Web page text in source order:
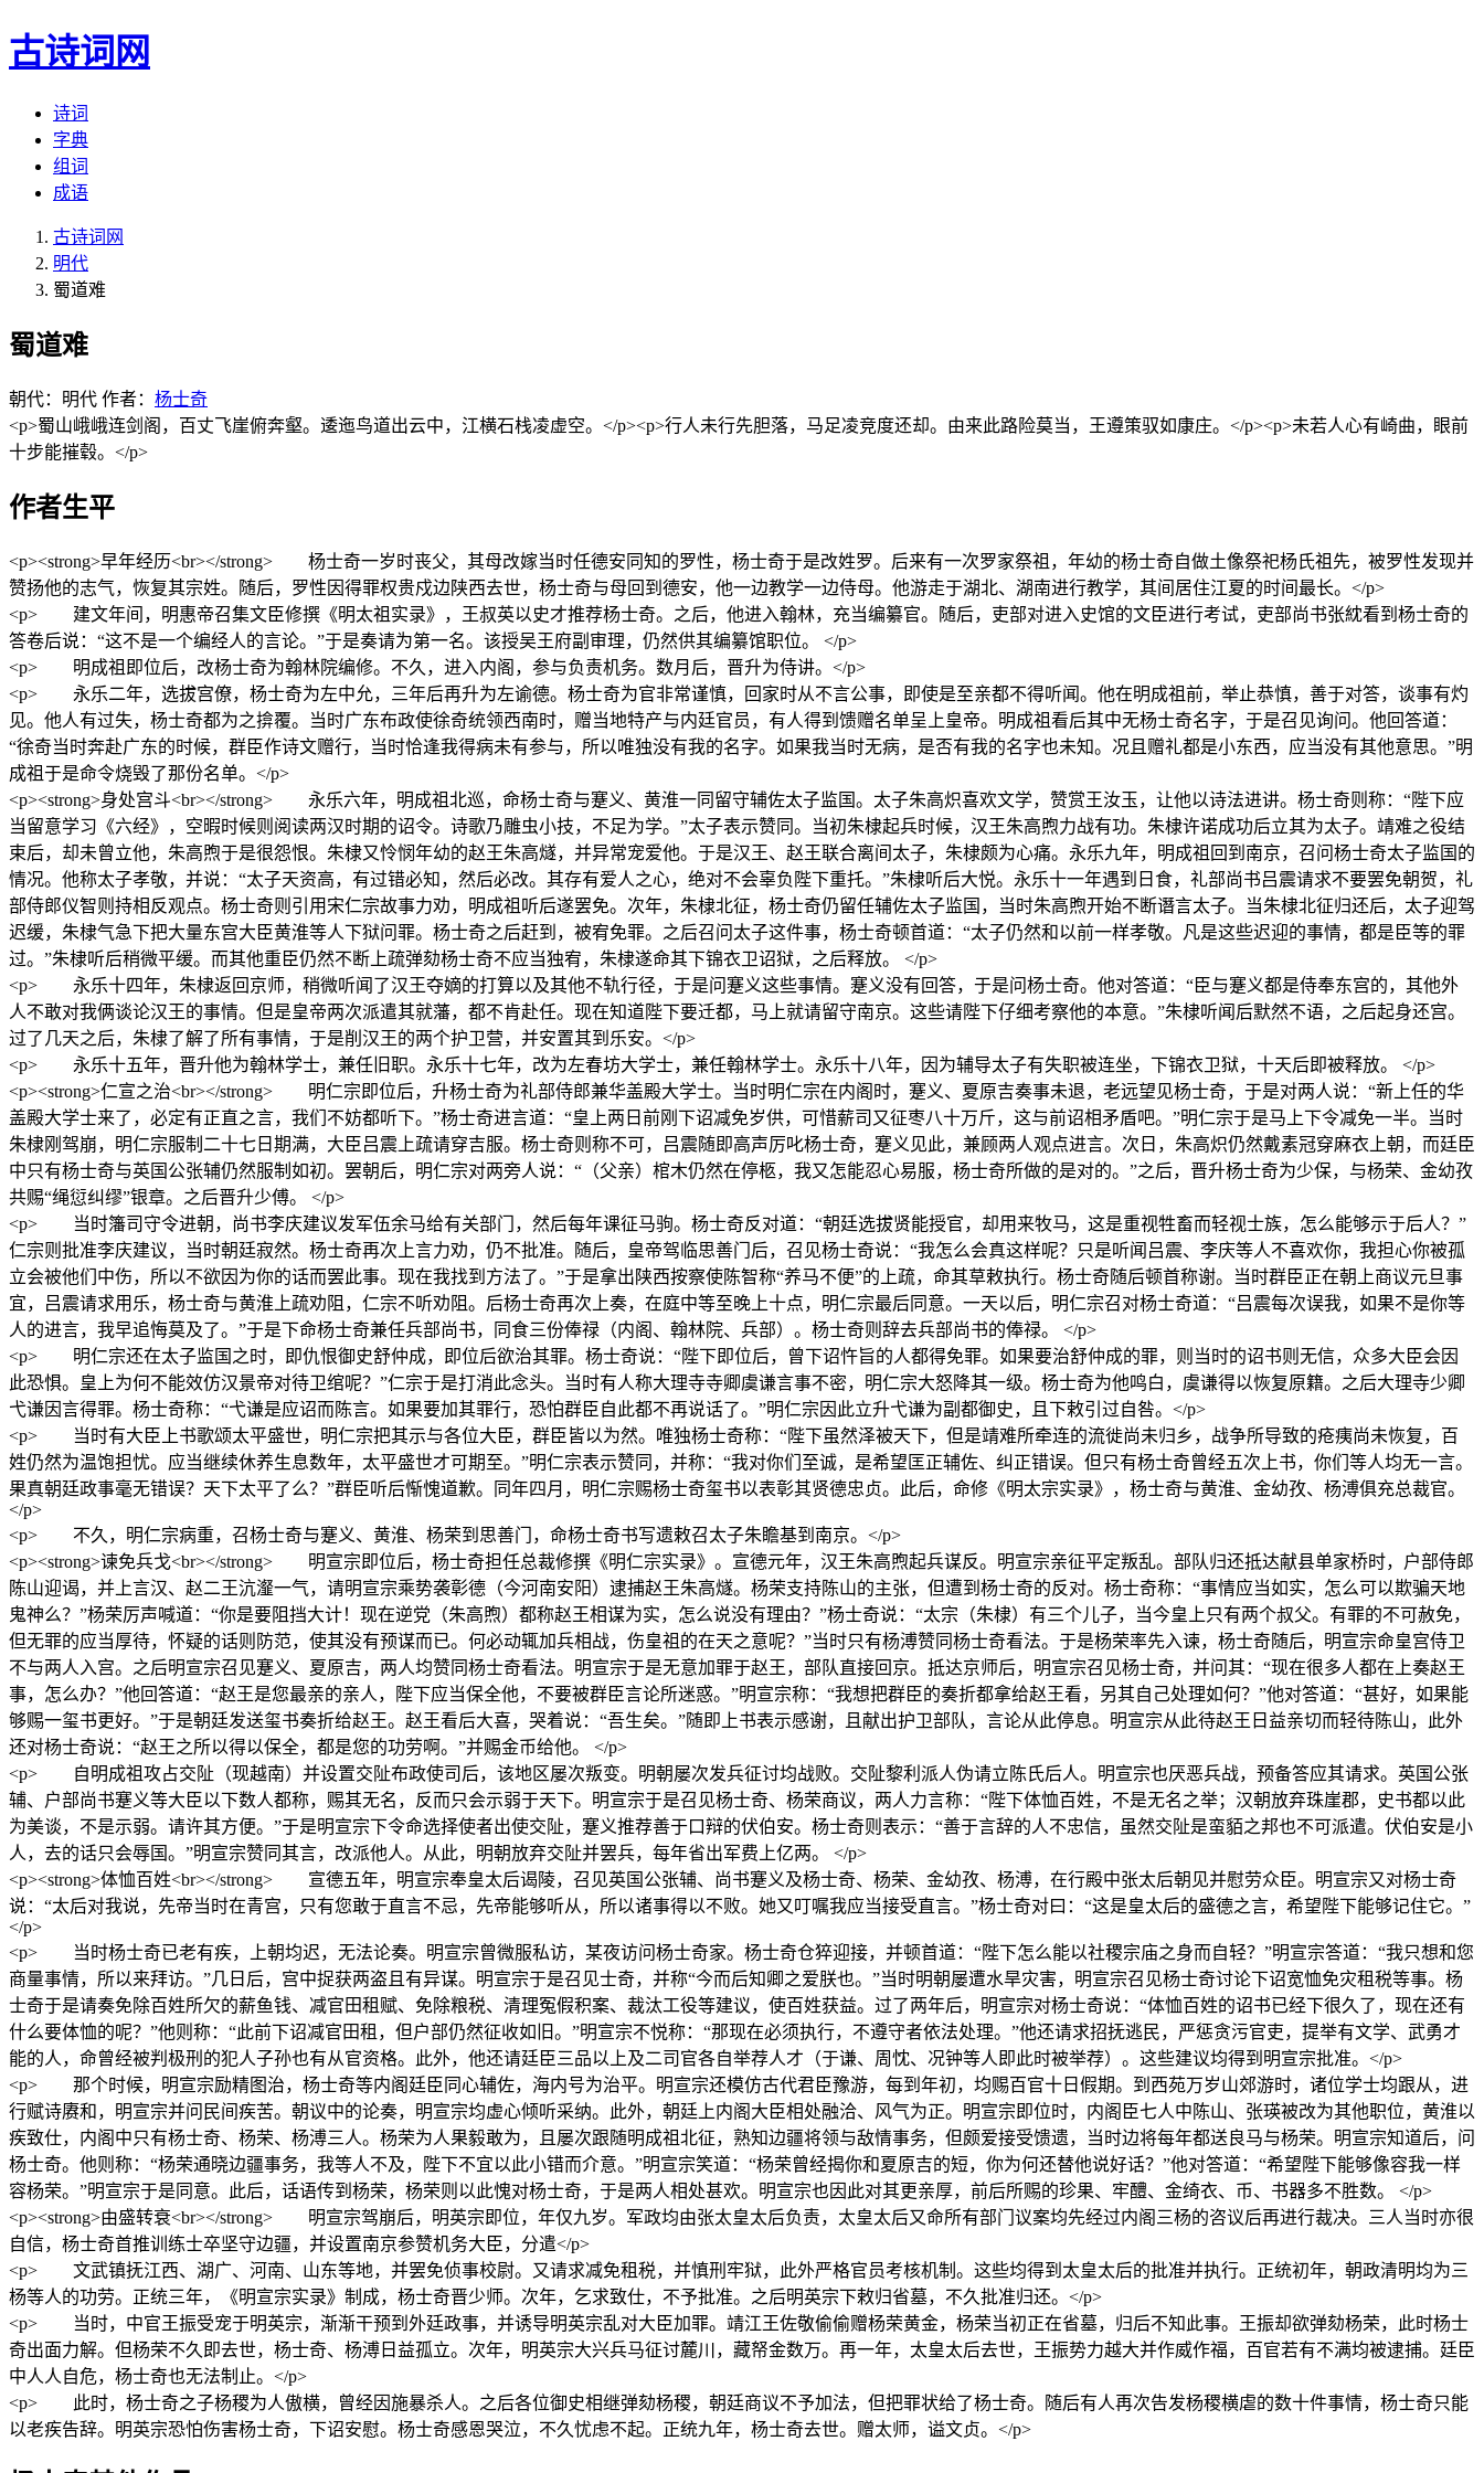
古诗词网
诗词
字典
组词
成语
古诗词网
明代
蜀道难
蜀道难
朝代：明代 作者： 杨士奇
<p>蜀山峨峨连剑阁，百丈飞崖俯奔壑。逶迤鸟道出云中，江横石栈凌虚空。</p><p>行人未行先胆落，马足凌竞度还却。由来此路险莫当，王遵策驭如康庄。</p><p>未若人心有崎曲，眼前
十步能摧毂。</p>
作者生平
<p><strong>早年经历<br></strong> 杨士奇一岁时丧父，其母改嫁当时任德安同知的罗性，杨士奇于是改姓罗。后来有一次罗家祭祖，年幼的杨士奇自做土像祭祀杨氏祖先，被罗性发现并
赞扬他的志气，恢复其宗姓。随后，罗性因得罪权贵戍边陕西去世，杨士奇与母回到德安，他一边教学一边侍母。他游走于湖北、湖南进行教学，其间居住江夏的时间最长。</p>
<p> 建文年间，明惠帝召集文臣修撰《明太祖实录》，王叔英以史才推荐杨士奇。之后，他进入翰林，充当编纂官。随后，吏部对进入史馆的文臣进行考试，吏部尚书张紞看到杨士奇的
答卷后说：“这不是一个编经人的言论。”于是奏请为第一名。该授吴王府副审理，仍然供其编纂馆职位。 </p>
<p> 明成祖即位后，改杨士奇为翰林院编修。不久，进入内阁，参与负责机务。数月后，晋升为侍讲。</p>
<p> 永乐二年，选拔宫僚，杨士奇为左中允，三年后再升为左谕德。杨士奇为官非常谨慎，回家时从不言公事，即使是至亲都不得听闻。他在明成祖前，举止恭慎，善于对答，谈事有灼
见。他人有过失，杨士奇都为之揜覆。当时广东布政使徐奇统领西南时，赠当地特产与内廷官员，有人得到馈赠名单呈上皇帝。明成祖看后其中无杨士奇名字，于是召见询问。他回答道：
“徐奇当时奔赴广东的时候，群臣作诗文赠行，当时恰逢我得病未有参与，所以唯独没有我的名字。如果我当时无病，是否有我的名字也未知。况且赠礼都是小东西，应当没有其他意思。”明
成祖于是命令烧毁了那份名单。</p>
<p><strong>身处宫斗<br></strong> 永乐六年，明成祖北巡，命杨士奇与蹇义、黄淮一同留守辅佐太子监国。太子朱高炽喜欢文学，赞赏王汝玉，让他以诗法进讲。杨士奇则称：“陛下应
当留意学习《六经》，空暇时候则阅读两汉时期的诏令。诗歌乃雕虫小技，不足为学。”太子表示赞同。当初朱棣起兵时候，汉王朱高煦力战有功。朱棣许诺成功后立其为太子。靖难之役结
束后，却未曾立他，朱高煦于是很怨恨。朱棣又怜悯年幼的赵王朱高燧，并异常宠爱他。于是汉王、赵王联合离间太子，朱棣颇为心痛。永乐九年，明成祖回到南京，召问杨士奇太子监国的
情况。他称太子孝敬，并说：“太子天资高，有过错必知，然后必改。其存有爱人之心，绝对不会辜负陛下重托。”朱棣听后大悦。永乐十一年遇到日食，礼部尚书吕震请求不要罢免朝贺，礼
部侍郎仪智则持相反观点。杨士奇则引用宋仁宗故事力劝，明成祖听后遂罢免。次年，朱棣北征，杨士奇仍留任辅佐太子监国，当时朱高煦开始不断谮言太子。当朱棣北征归还后，太子迎驾
迟缓，朱棣气急下把大量东宫大臣黄淮等人下狱问罪。杨士奇之后赶到，被宥免罪。之后召问太子这件事，杨士奇顿首道：“太子仍然和以前一样孝敬。凡是这些迟迎的事情，都是臣等的罪
过。”朱棣听后稍微平缓。而其他重臣仍然不断上疏弹劾杨士奇不应当独宥，朱棣遂命其下锦衣卫诏狱，之后释放。 </p>
<p> 永乐十四年，朱棣返回京师，稍微听闻了汉王夺嫡的打算以及其他不轨行径，于是问蹇义这些事情。蹇义没有回答，于是问杨士奇。他对答道：“臣与蹇义都是侍奉东宫的，其他外
人不敢对我俩谈论汉王的事情。但是皇帝两次派遣其就藩，都不肯赴任。现在知道陛下要迁都，马上就请留守南京。这些请陛下仔细考察他的本意。”朱棣听闻后默然不语，之后起身还宫。
过了几天之后，朱棣了解了所有事情，于是削汉王的两个护卫营，并安置其到乐安。</p>
<p> 永乐十五年，晋升他为翰林学士，兼任旧职。永乐十七年，改为左春坊大学士，兼任翰林学士。永乐十八年，因为辅导太子有失职被连坐，下锦衣卫狱，十天后即被释放。 </p>
<p><strong>仁宣之治<br></strong> 明仁宗即位后，升杨士奇为礼部侍郎兼华盖殿大学士。当时明仁宗在内阁时，蹇义、夏原吉奏事未退，老远望见杨士奇，于是对两人说：“新上任的华
盖殿大学士来了，必定有正直之言，我们不妨都听下。”杨士奇进言道：“皇上两日前刚下诏减免岁供，可惜薪司又征枣八十万斤，这与前诏相矛盾吧。”明仁宗于是马上下令减免一半。当时
朱棣刚驾崩，明仁宗服制二十七日期满，大臣吕震上疏请穿吉服。杨士奇则称不可，吕震随即高声厉叱杨士奇，蹇义见此，兼顾两人观点进言。次日，朱高炽仍然戴素冠穿麻衣上朝，而廷臣
中只有杨士奇与英国公张辅仍然服制如初。罢朝后，明仁宗对两旁人说：“（父亲）棺木仍然在停柩，我又怎能忍心易服，杨士奇所做的是对的。”之后，晋升杨士奇为少保，与杨荣、金幼孜
共赐“绳愆纠缪”银章。之后晋升少傅。 </p>
<p> 当时籓司守令进朝，尚书李庆建议发军伍余马给有关部门，然后每年课征马驹。杨士奇反对道：“朝廷选拔贤能授官，却用来牧马，这是重视牲畜而轻视士族，怎么能够示于后人？”
仁宗则批准李庆建议，当时朝廷寂然。杨士奇再次上言力劝，仍不批准。随后，皇帝驾临思善门后，召见杨士奇说：“我怎么会真这样呢？只是听闻吕震、李庆等人不喜欢你，我担心你被孤
立会被他们中伤，所以不欲因为你的话而罢此事。现在我找到方法了。”于是拿出陕西按察使陈智称“养马不便”的上疏，命其草敕执行。杨士奇随后顿首称谢。当时群臣正在朝上商议元旦事
宜，吕震请求用乐，杨士奇与黄淮上疏劝阻，仁宗不听劝阻。后杨士奇再次上奏，在庭中等至晚上十点，明仁宗最后同意。一天以后，明仁宗召对杨士奇道：“吕震每次误我，如果不是你等
人的进言，我早追悔莫及了。”于是下命杨士奇兼任兵部尚书，同食三份俸禄（内阁、翰林院、兵部）。杨士奇则辞去兵部尚书的俸禄。 </p>
<p> 明仁宗还在太子监国之时，即仇恨御史舒仲成，即位后欲治其罪。杨士奇说：“陛下即位后，曾下诏忤旨的人都得免罪。如果要治舒仲成的罪，则当时的诏书则无信，众多大臣会因
此恐惧。皇上为何不能效仿汉景帝对待卫绾呢？”仁宗于是打消此念头。当时有人称大理寺寺卿虞谦言事不密，明仁宗大怒降其一级。杨士奇为他鸣白，虞谦得以恢复原籍。之后大理寺少卿
弋谦因言得罪。杨士奇称：“弋谦是应诏而陈言。如果要加其罪行，恐怕群臣自此都不再说话了。”明仁宗因此立升弋谦为副都御史，且下敕引过自咎。</p>
<p> 当时有大臣上书歌颂太平盛世，明仁宗把其示与各位大臣，群臣皆以为然。唯独杨士奇称：“陛下虽然泽被天下，但是靖难所牵连的流徙尚未归乡，战争所导致的疮痍尚未恢复，百
姓仍然为温饱担忧。应当继续休养生息数年，太平盛世才可期至。”明仁宗表示赞同，并称：“我对你们至诚，是希望匡正辅佐、纠正错误。但只有杨士奇曾经五次上书，你们等人均无一言。
果真朝廷政事毫无错误？天下太平了么？”群臣听后惭愧道歉。同年四月，明仁宗赐杨士奇玺书以表彰其贤德忠贞。此后，命修《明太宗实录》，杨士奇与黄淮、金幼孜、杨溥俱充总裁官。
</p>
<p> 不久，明仁宗病重，召杨士奇与蹇义、黄淮、杨荣到思善门，命杨士奇书写遗敕召太子朱瞻基到南京。</p>
<p><strong>谏免兵戈<br></strong> 明宣宗即位后，杨士奇担任总裁修撰《明仁宗实录》。宣德元年，汉王朱高煦起兵谋反。明宣宗亲征平定叛乱。部队归还抵达献县单家桥时，户部侍郎
陈山迎谒，并上言汉、赵二王沆瀣一气，请明宣宗乘势袭彰德（今河南安阳）逮捕赵王朱高燧。杨荣支持陈山的主张，但遭到杨士奇的反对。杨士奇称：“事情应当如实，怎么可以欺骗天地
鬼神么？”杨荣厉声喊道：“你是要阻挡大计！现在逆党（朱高煦）都称赵王相谋为实，怎么说没有理由？”杨士奇说：“太宗（朱棣）有三个儿子，当今皇上只有两个叔父。有罪的不可赦免，
但无罪的应当厚待，怀疑的话则防范，使其没有预谋而已。何必动辄加兵相战，伤皇祖的在天之意呢？”当时只有杨溥赞同杨士奇看法。于是杨荣率先入谏，杨士奇随后，明宣宗命皇宫侍卫
不与两人入宫。之后明宣宗召见蹇义、夏原吉，两人均赞同杨士奇看法。明宣宗于是无意加罪于赵王，部队直接回京。抵达京师后，明宣宗召见杨士奇，并问其：“现在很多人都在上奏赵王
事，怎么办？”他回答道：“赵王是您最亲的亲人，陛下应当保全他，不要被群臣言论所迷惑。”明宣宗称：“我想把群臣的奏折都拿给赵王看，另其自己处理如何？”他对答道：“甚好，如果能
够赐一玺书更好。”于是朝廷发送玺书奏折给赵王。赵王看后大喜，哭着说：“吾生矣。”随即上书表示感谢，且献出护卫部队，言论从此停息。明宣宗从此待赵王日益亲切而轻待陈山，此外
还对杨士奇说：“赵王之所以得以保全，都是您的功劳啊。”并赐金币给他。 </p>
<p> 自明成祖攻占交阯（现越南）并设置交阯布政使司后，该地区屡次叛变。明朝屡次发兵征讨均战败。交阯黎利派人伪请立陈氏后人。明宣宗也厌恶兵战，预备答应其请求。英国公张
辅、户部尚书蹇义等大臣以下数人都称，赐其无名，反而只会示弱于天下。明宣宗于是召见杨士奇、杨荣商议，两人力言称：“陛下体恤百姓，不是无名之举；汉朝放弃珠崖郡，史书都以此
为美谈，不是示弱。请许其方便。”于是明宣宗下令命选择使者出使交阯，蹇义推荐善于口辩的伏伯安。杨士奇则表示：“善于言辞的人不忠信，虽然交阯是蛮貊之邦也不可派遣。伏伯安是小
人，去的话只会辱国。”明宣宗赞同其言，改派他人。从此，明朝放弃交阯并罢兵，每年省出军费上亿两。 </p>
<p><strong>体恤百姓<br></strong> 宣德五年，明宣宗奉皇太后谒陵，召见英国公张辅、尚书蹇义及杨士奇、杨荣、金幼孜、杨溥，在行殿中张太后朝见并慰劳众臣。明宣宗又对杨士奇
说：“太后对我说，先帝当时在青宫，只有您敢于直言不忌，先帝能够听从，所以诸事得以不败。她又叮嘱我应当接受直言。”杨士奇对曰：“这是皇太后的盛德之言，希望陛下能够记住它。”
</p>
<p> 当时杨士奇已老有疾，上朝均迟，无法论奏。明宣宗曾微服私访，某夜访问杨士奇家。杨士奇仓猝迎接，并顿首道：“陛下怎么能以社稷宗庙之身而自轻？”明宣宗答道：“我只想和您
商量事情，所以来拜访。”几日后，宫中捉获两盗且有异谋。明宣宗于是召见士奇，并称“今而后知卿之爱朕也。”当时明朝屡遭水旱灾害，明宣宗召见杨士奇讨论下诏宽恤免灾租税等事。杨
士奇于是请奏免除百姓所欠的薪鱼钱、减官田租赋、免除粮税、清理冤假积案、裁汰工役等建议，使百姓获益。过了两年后，明宣宗对杨士奇说：“体恤百姓的诏书已经下很久了，现在还有
什么要体恤的呢？”他则称：“此前下诏减官田租，但户部仍然征收如旧。”明宣宗不悦称：“那现在必须执行，不遵守者依法处理。”他还请求招抚逃民，严惩贪污官吏，提举有文学、武勇才
能的人，命曾经被判极刑的犯人子孙也有从官资格。此外，他还请廷臣三品以上及二司官各自举荐人才（于谦、周忱、况钟等人即此时被举荐）。这些建议均得到明宣宗批准。</p>
<p> 那个时候，明宣宗励精图治，杨士奇等内阁廷臣同心辅佐，海内号为治平。明宣宗还模仿古代君臣豫游，每到年初，均赐百官十日假期。到西苑万岁山郊游时，诸位学士均跟从，进
行赋诗赓和，明宣宗并问民间疾苦。朝议中的论奏，明宣宗均虚心倾听采纳。此外，朝廷上内阁大臣相处融洽、风气为正。明宣宗即位时，内阁臣七人中陈山、张瑛被改为其他职位，黄淮以
疾致仕，内阁中只有杨士奇、杨荣、杨溥三人。杨荣为人果毅敢为，且屡次跟随明成祖北征，熟知边疆将领与敌情事务，但颇爱接受馈遗，当时边将每年都送良马与杨荣。明宣宗知道后，问
杨士奇。他则称：“杨荣通晓边疆事务，我等人不及，陛下不宜以此小错而介意。”明宣宗笑道：“杨荣曾经揭你和夏原吉的短，你为何还替他说好话？”他对答道：“希望陛下能够像容我一样
容杨荣。”明宣宗于是同意。此后，话语传到杨荣，杨荣则以此愧对杨士奇，于是两人相处甚欢。明宣宗也因此对其更亲厚，前后所赐的珍果、牢醴、金绮衣、币、书器多不胜数。 </p>
<p><strong>由盛转衰<br></strong> 明宣宗驾崩后，明英宗即位，年仅九岁。军政均由张太皇太后负责，太皇太后又命所有部门议案均先经过内阁三杨的咨议后再进行裁决。三人当时亦很
自信，杨士奇首推训练士卒坚守边疆，并设置南京参赞机务大臣，分遣</p>
<p> 文武镇抚江西、湖广、河南、山东等地，并罢免侦事校尉。又请求减免租税，并慎刑牢狱，此外严格官员考核机制。这些均得到太皇太后的批准并执行。正统初年，朝政清明均为三
杨等人的功劳。正统三年，《明宣宗实录》制成，杨士奇晋少师。次年，乞求致仕，不予批准。之后明英宗下敕归省墓，不久批准归还。</p>
<p> 当时，中官王振受宠于明英宗，渐渐干预到外廷政事，并诱导明英宗乱对大臣加罪。靖江王佐敬偷偷赠杨荣黄金，杨荣当初正在省墓，归后不知此事。王振却欲弹劾杨荣，此时杨士
奇出面力解。但杨荣不久即去世，杨士奇、杨溥日益孤立。次年，明英宗大兴兵马征讨麓川，藏帑金数万。再一年，太皇太后去世，王振势力越大并作威作福，百官若有不满均被逮捕。廷臣
中人人自危，杨士奇也无法制止。</p>
<p> 此时，杨士奇之子杨稷为人傲横，曾经因施暴杀人。之后各位御史相继弹劾杨稷，朝廷商议不予加法，但把罪状给了杨士奇。随后有人再次告发杨稷横虐的数十件事情，杨士奇只能
以老疾告辞。明英宗恐怕伤害杨士奇，下诏安慰。杨士奇感恩哭泣，不久忧虑不起。正统九年，杨士奇去世。赠太师，谥文贞。</p>